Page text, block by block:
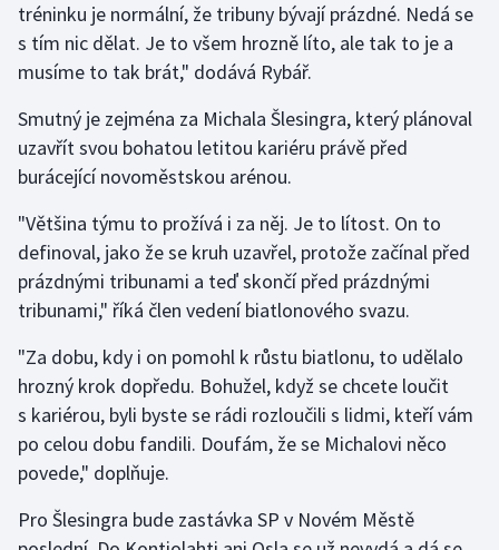
Sportovní střelba
Stolní tenis
Triatlon
Veslování
Vodní slalom
Volejbal
tréninku je normální, že tribuny bývají prázdné. Nedá se
s tím nic dělat. Je to všem hrozně líto, ale tak to je a
musíme to tak brát," dodává Rybář.
Smutný je zejména za Michala Šlesingra, který plánoval
uzavřít svou bohatou letitou kariéru právě před
burácející novoměstskou arénou.
"Většina týmu to prožívá i za něj. Je to lítost. On to
definoval, jako že se kruh uzavřel, protože začínal před
prázdnými tribunami a teď skončí před prázdnými
tribunami," říká člen vedení biatlonového svazu.
"Za dobu, kdy i on pomohl k růstu biatlonu, to udělalo
hrozný krok dopředu. Bohužel, když se chcete loučit
s kariérou, byli byste se rádi rozloučili s lidmi, kteří vám
po celou dobu fandili. Doufám, že se Michalovi něco
povede," doplňuje.
Pro Šlesingra bude zastávka SP v Novém Městě